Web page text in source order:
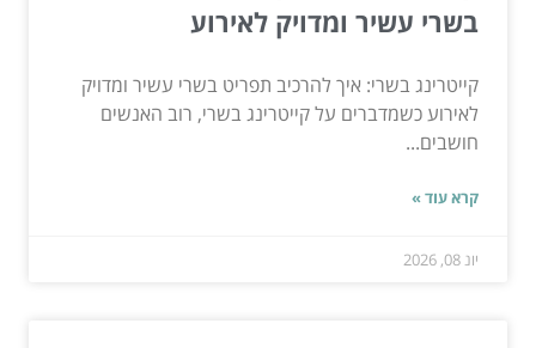
בשרי עשיר ומדויק לאירוע
קייטרינג בשרי: איך להרכיב תפריט בשרי עשיר ומדויק
לאירוע כשמדברים על קייטרינג בשרי, רוב האנשים
חושבים...
קרא עוד »
יונ 08, 2026